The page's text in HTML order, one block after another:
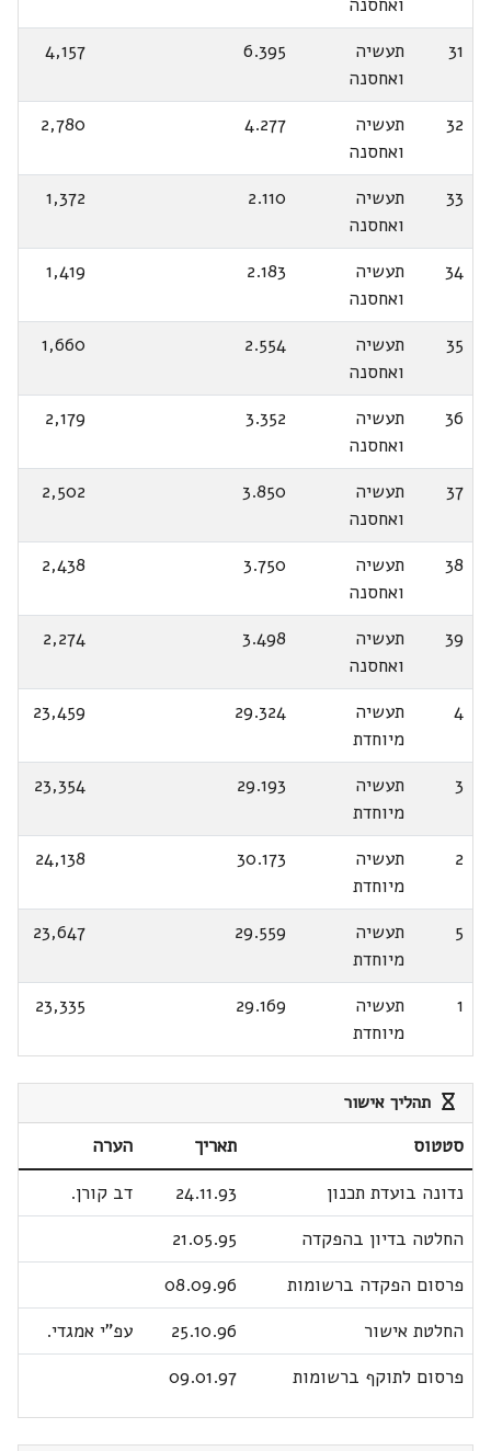
31
תעשיה
ואחסנה
6.395
4,157
32
תעשיה
ואחסנה
4.277
2,780
33
תעשיה
ואחסנה
2.110
1,372
34
תעשיה
ואחסנה
2.183
1,419
35
תעשיה
ואחסנה
2.554
1,660
36
תעשיה
ואחסנה
3.352
2,179
37
תעשיה
ואחסנה
3.850
2,502
38
תעשיה
ואחסנה
3.750
2,438
39
תעשיה
ואחסנה
3.498
2,274
4
תעשיה
מיוחדת
29.324
23,459
3
תעשיה
מיוחדת
29.193
23,354
2
תעשיה
מיוחדת
30.173
24,138
5
תעשיה
מיוחדת
29.559
23,647
1
תעשיה
מיוחדת
29.169
23,335
תהליך אישור
סטטוס תאריך
הערה
נדונה בועדת תכנון
24.11.93
דב קורן.
החלטה בדיון בהפקדה
21.05.95
פרסום הפקדה ברשומות
08.09.96
החלטת אישור
25.10.96
עפ"י אמגדי.
פרסום לתוקף ברשומות
09.01.97